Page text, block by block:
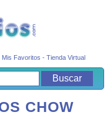
Mis Favoritos -Tienda Virtual
CHOW